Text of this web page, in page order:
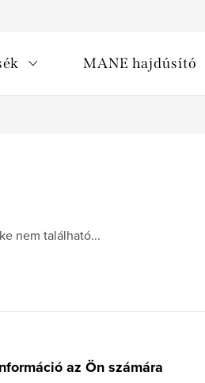
MANE hajdúsító
nem található...
az Ön számára